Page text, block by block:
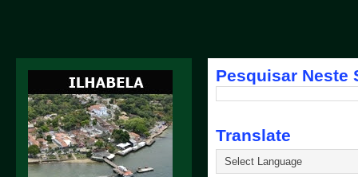
Pesquisar Neste
Translate